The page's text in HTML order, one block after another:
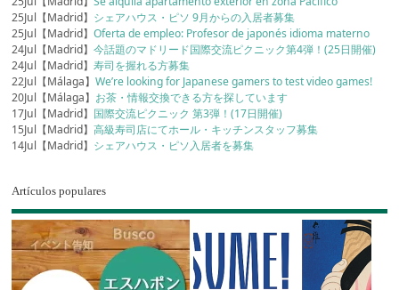
25Jul【Madrid】 シェアハウス・ピソ 9月からの入居者募集
25Jul【Madrid】Oferta de empleo: Profesor de japonés idioma materno
24Jul【Madrid】今話題のマドリード国際交流ピクニック第4弾！(25日開催)
24Jul【Madrid】寿司を握れる方募集
22Jul【Málaga】We’re looking for Japanese gamers to test video games!
20Jul【Málaga】 お茶・情報交換できる方を探しています
17Jul【Madrid】 国際交流ピクニック 第3弾！(17日開催)
15Jul【Madrid】高級寿司店にてホール・キッチンスタッフ募集
14Jul【Madrid】 シェアハウス・ピソ入居者を募集
Artículos populares